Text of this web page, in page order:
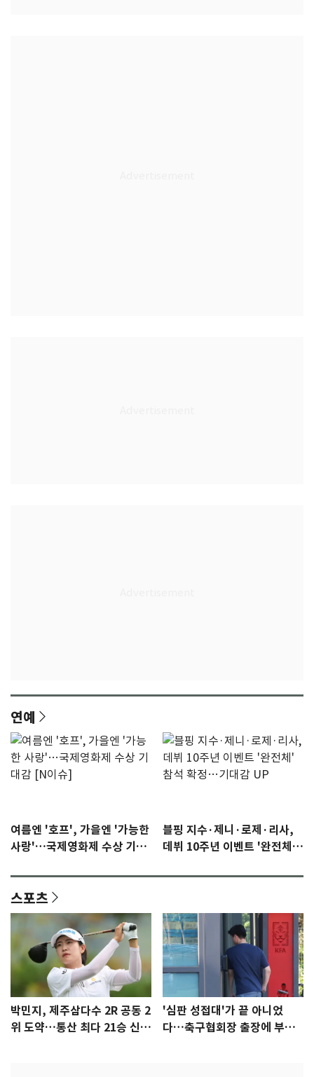
연예
여름엔 '호프', 가을엔 '가능한
사랑'…국제영화제 수상 기대
블핑 지수·제니·로제·리사,
데뷔 10주년 이벤트 '완전체'
스포츠
박민지, 제주삼다수 2R 공동 2
위 도약…통산 최다 21승 신기
'심판 성접대'가 끝 아니었
다…축구협회장 출장에 부인